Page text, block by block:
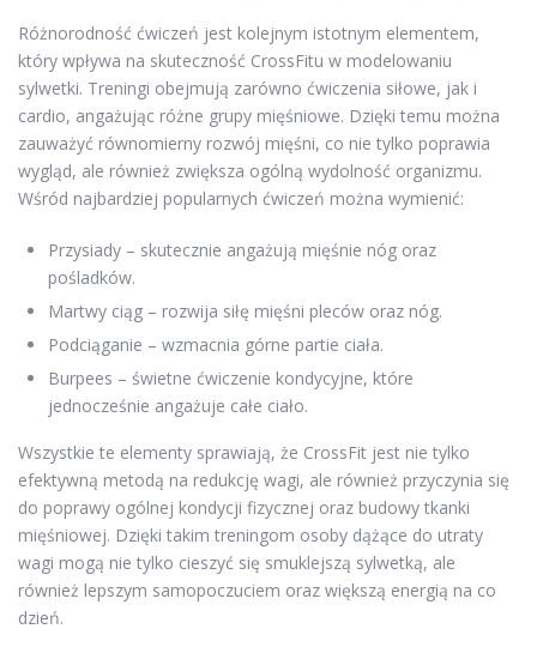
Różnorodność ćwiczeń jest kolejnym istotnym elementem,
który wpływa na skuteczność CrossFitu w modelowaniu
sylwetki. Treningi obejmują zarówno ćwiczenia siłowe, jak i
cardio, angażując różne grupy mięśniowe. Dzięki temu można
zauważyć równomierny rozwój mięśni, co nie tylko poprawia
wygląd, ale również zwiększa ogólną wydolność organizmu.
Wśród najbardziej popularnych ćwiczeń można wymienić:
Przysiady – skutecznie angażują mięśnie nóg oraz
pośladków.
Martwy ciąg – rozwija siłę mięśni pleców oraz nóg.
Podciąganie – wzmacnia górne partie ciała.
Burpees – świetne ćwiczenie kondycyjne, które
jednocześnie angażuje całe ciało.
Wszystkie te elementy sprawiają, że CrossFit jest nie tylko
efektywną metodą na redukcję wagi, ale również przyczynia się
do poprawy ogólnej kondycji fizycznej oraz budowy tkanki
mięśniowej. Dzięki takim treningom osoby dążące do utraty
wagi mogą nie tylko cieszyć się smuklejszą sylwetką, ale
również lepszym samopoczuciem oraz większą energią na co
dzień.